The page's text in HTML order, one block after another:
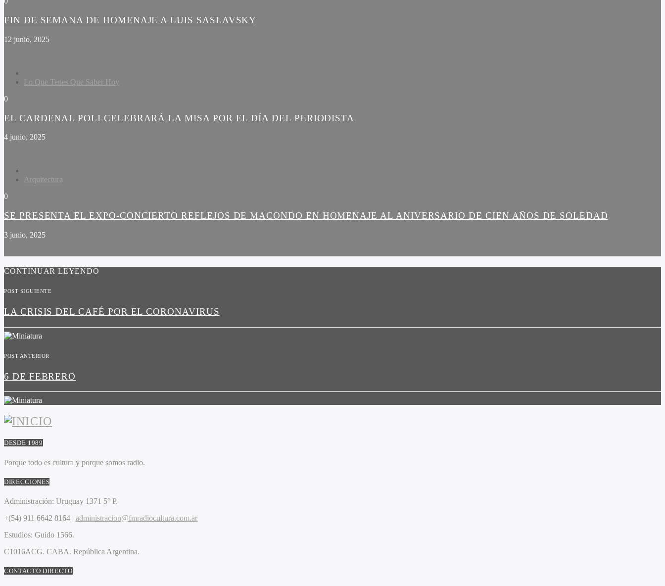
FIN DE SEMANA DE HOMENAJE A LUIS SASLAVSKY
12 junio, 2025
Lo Que Tenes Que Saber Hoy
0
EL CARDENAL POLI CELEBRARÁ LA MISA POR EL DÍA DEL PERIODISTA
4 junio, 2025
Arquitectura
0
SE PRESENTA EL EXPO-CONCIERTO REFLEJOS DE MACONDO EN HOMENAJE AL ANIVERSARIO DE CIEN AÑOS DE SOLEDAD
3 junio, 2025
CONTINUAR LEYENDO
POST SIGUIENTE
LA CRISIS DEL CAFÉ POR EL CORONAVIRUS
POST ANTERIOR
6 DE FEBRERO
DESDE 1989
Porque todo es cultura y porque somos radio.
DIRECCIONES
Administración: Uruguay 1371 5° P.
+(54) 911 6642 8164 | administracion@fmradiocultura.com.ar
Estudios: Guido 1566.
C1016ACG. CABA. República Argentina.
CONTACTO DIRECTO